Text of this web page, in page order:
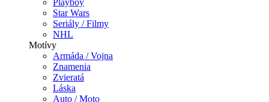
Playboy
Star Wars
Seriály / Filmy
NHL
Motívy
Armáda / Vojna
Znamenia
Zvieratá
Láska
Auto / Moto